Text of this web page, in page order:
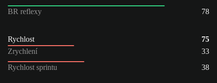
BR reflexy
78
Rychlost
75
Zrychlení
33
Rychlost sprintu
38